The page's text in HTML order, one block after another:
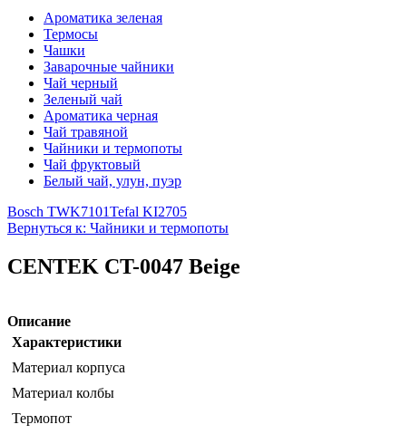
Ароматика зеленая
Термосы
Чашки
Заварочные чайники
Чай черный
Зеленый чай
Ароматика черная
Чай травяной
Чайники и термопоты
Чай фруктовый
Белый чай, улун, пуэр
Bosch TWK7101Tefal KI2705
Вернуться к: Чайники и термопоты
CENTEK CT-0047 Beige
Описание
Характеристики
Материал корпуса
Материал колбы
Термопот